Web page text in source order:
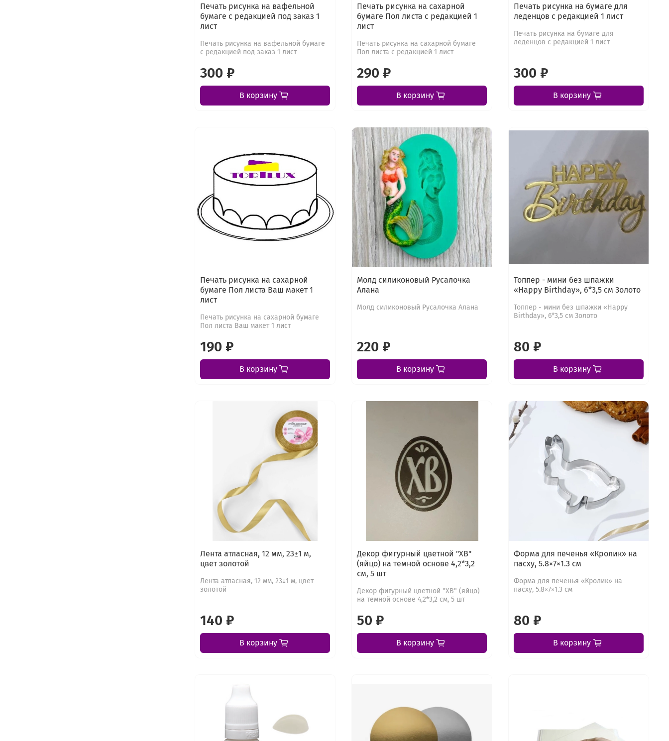
Печать рисунка на вафельной
бумаге с редакцией под заказ 1
лист
Печать рисунка на вафельной бумаге
с редакцией под заказ 1 лист
300 ₽
В корзину
Печать рисунка на сахарной
бумаге Пол листа с редакцией 1
лист
Печать рисунка на сахарной бумаге
Пол листа с редакцией 1 лист
290 ₽
В корзину
Печать рисунка на бумаге для
леденцов с редакцией 1 лист
Печать рисунка на бумаге для
леденцов с редакцией 1 лист
300 ₽
В корзину
Печать рисунка на сахарной
бумаге Пол листа Ваш макет 1
лист
Печать рисунка на сахарной бумаге
Пол листа Ваш макет 1 лист
190 ₽
В корзину
Молд силиконовый Русалочка
Алана
Молд силиконовый Русалочка Алана
220 ₽
В корзину
Топпер - мини без шпажки
«Happy Birthday», 6*3,5 см Золото
Топпер - мини без шпажки «Happy
Birthday», 6*3,5 см Золото
80 ₽
В корзину
Лента атласная, 12 мм, 23±1 м,
цвет золотой
Лента атласная, 12 мм, 23±1 м, цвет
золотой
140 ₽
В корзину
Декор фигурный цветной "ХВ"
(яйцо) на темной основе 4,2*3,2
см, 5 шт
Декор фигурный цветной "ХВ" (яйцо)
на темной основе 4,2*3,2 см, 5 шт
50 ₽
В корзину
Форма для печенья «Кролик» на
пасху, 5.8×7×1.3 см
Форма для печенья «Кролик» на
пасху, 5.8×7×1.3 см
80 ₽
В корзину